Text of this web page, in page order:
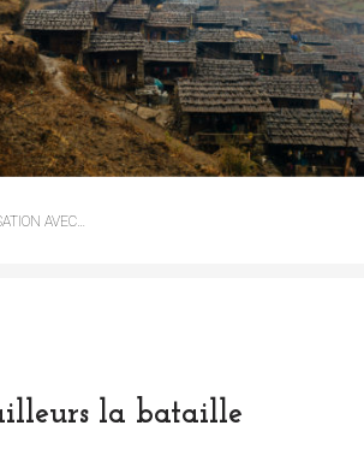
AVEC…
la bataille